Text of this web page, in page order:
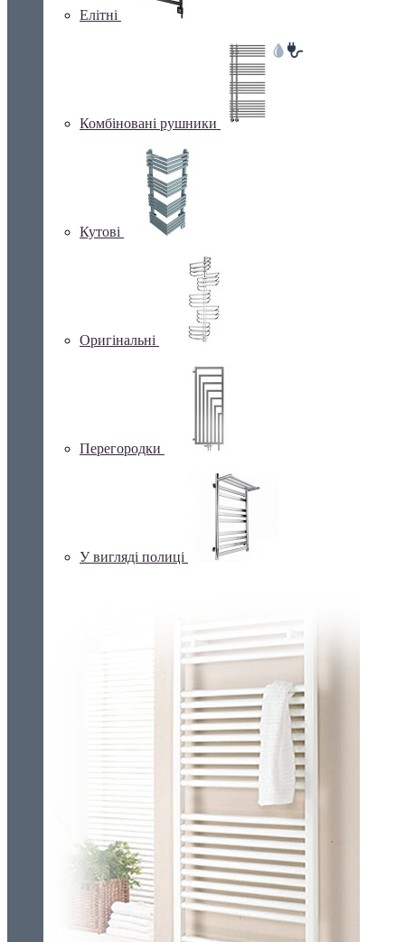
Елітні
Комбіновані рушники
Кутові
Оригінальні
Перегородки
У вигляді полиці